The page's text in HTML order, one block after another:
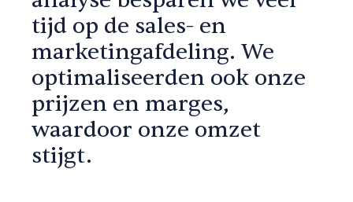
tijd op de sales- en
marketingafdeling. We
optimaliseerden ook onze
prijzen en marges,
waardoor onze omzet
stijgt.